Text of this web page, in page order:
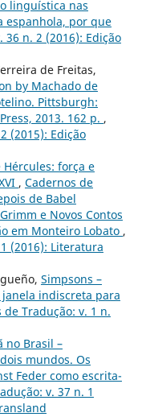
linguística nas
espanhola, por que
36 n. 2 (2016): Edição
de Freitas,
by Machado de
Pittsburgh:
2013. 162 p. ,
(2015): Edição
força e
, Cadernos de
de Babel
e Novos Contos
em Monteiro Lobato ,
(2016): Literatura
Simpsons –
indiscreta para
de Tradução: v. 1 n.
no Brasil –
mundos. Os
Feder como escrita-
v. 37 n. 1